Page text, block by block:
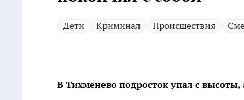
Дети Криминал Происшествия
В Тихменево подросток упал с высоты,